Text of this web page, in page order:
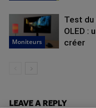
Moniteurs
Test du
OLED :
créer
LEAVE A REPLY